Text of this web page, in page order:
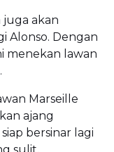
juga akan
Alonso. Dengan
menekan lawan
Marseille
ajang
bersinar lagi